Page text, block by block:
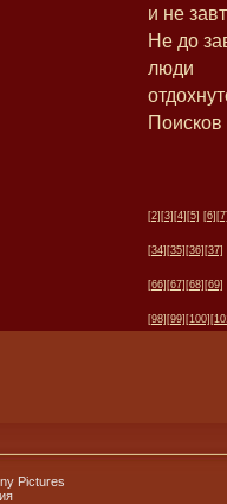
и не
Не до
люди
Поисков
[2] [3] [4] [5] [6]
[34] [35] [36] [37]
[66] [67] [68] [69]
[98] [99] [100]
Pictures